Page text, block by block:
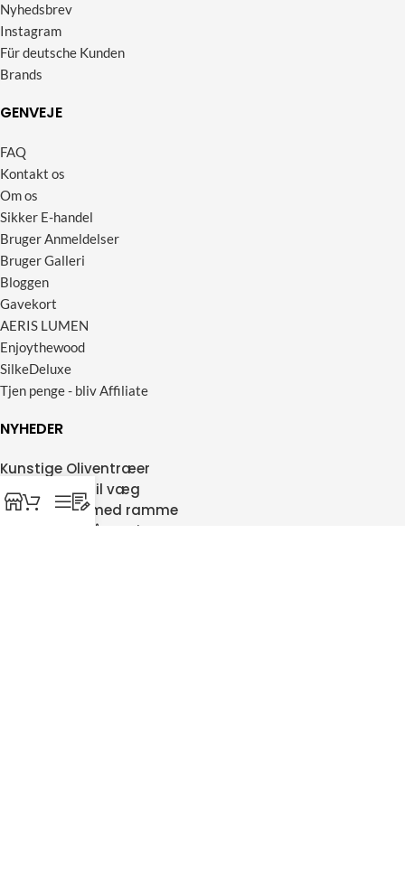
Nyhedsbrev
Instagram
Für deutsche Kunden
Brands
GENVEJE
FAQ
Kontakt os
Om os
Sikker E-handel
Bruger Anmeldelser
Bruger Galleri
Bloggen
Gavekort
AERIS LUMEN
Enjoythewood
SilkeDeluxe
Tjen penge - bliv Affiliate
NYHEDER
Kunstige Oliventræer
Verdenskort til væg
Verdenskort med ramme
Hængekøje på stativ